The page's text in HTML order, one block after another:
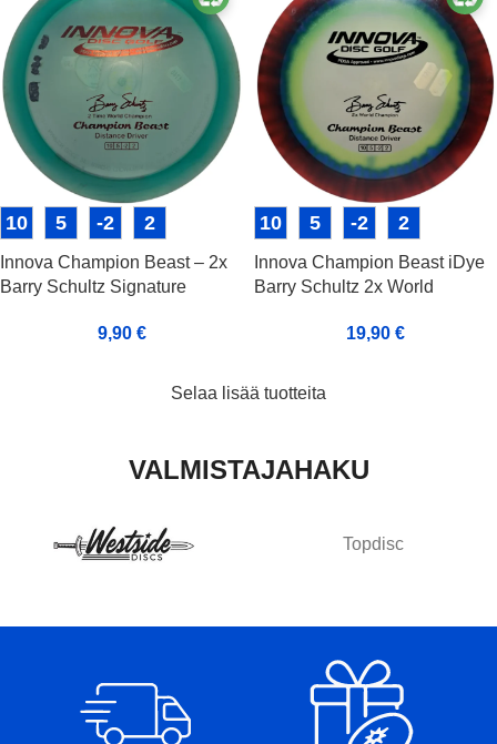
10 5 -2 2
Innova Champion Beast – 2x
Barry Schultz Signature
9,90 €
10 5 -2 2
Innova Champion Beast iDye
Barry Schultz 2x World
19,90 €
Selaa lisää tuotteita
VALMISTAJAHAKU
Topdisc